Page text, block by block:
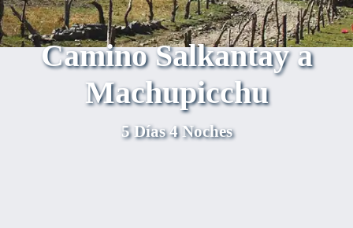
Camino Salkantay a
Machupicchu
5 Días 4 Noches